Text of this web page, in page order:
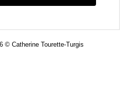
© Catherine Tourette-Turgis